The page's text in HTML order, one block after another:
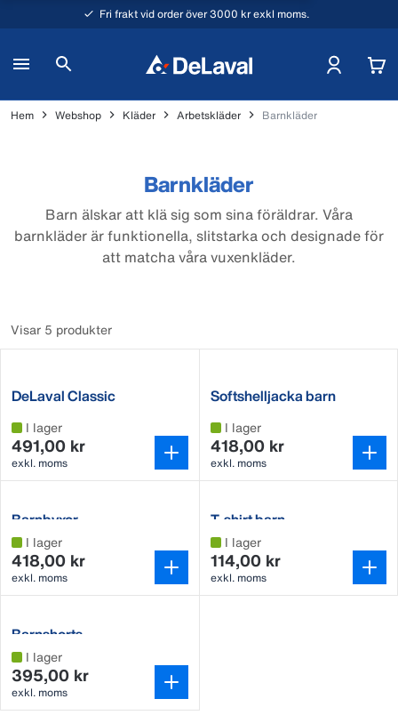
Fri frakt vid order över 3000 kr exkl moms.
Hem Webshop Kläder Arbetskläder Barnkläder
Barnkläder
Barn älskar att klä sig som sina föräldrar. Våra
barnkläder är funktionella, slitstarka och designade för
att matcha våra vuxenkläder.
Visar 5 produkter
DeLaval Classic
I lager
491,00 kr
exkl. moms
Softshelljacka barn
I lager
418,00 kr
exkl. moms
Barnbyxor
I lager
418,00 kr
exkl. moms
T-shirt barn
I lager
114,00 kr
exkl. moms
Barnshorts
I lager
395,00 kr
exkl. moms